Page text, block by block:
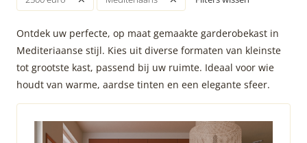
Ontdek uw perfecte, op maat gemaakte garderobekast in
Mediteriaanse stijl. Kies uit diverse formaten van kleinste
tot grootste kast, passend bij uw ruimte. Ideaal voor wie
houdt van warme, aardse tinten en een elegante sfeer.